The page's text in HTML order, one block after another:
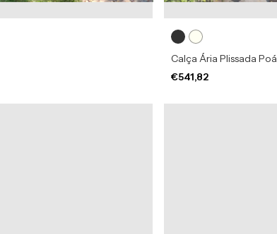
Calça Ária Plissada Poá
€541,82